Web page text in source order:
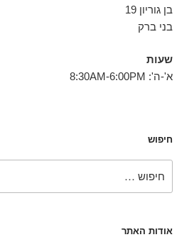
בן גוריון 19
בני ברק
שעות
א'-ה': 8:30AM-6:00PM
חיפוש
אודות האתר